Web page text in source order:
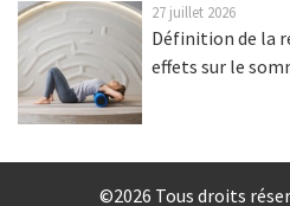
27 juillet 2026
Définition de la
effets sur le
©2026 Tous droits